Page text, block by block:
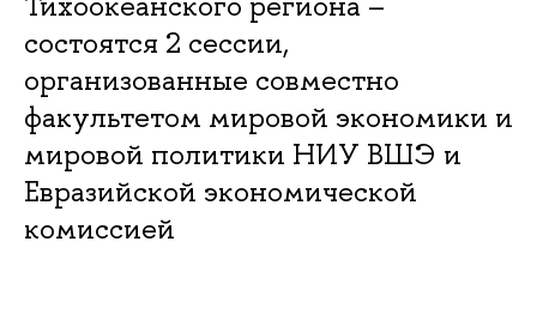
состоятся 2 сессии,
организованные совместно
факультетом мировой экономики и
мировой политики НИУ ВШЭ и
Евразийской экономической
комиссией